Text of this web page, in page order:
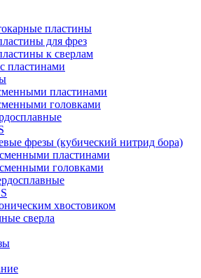
пластины
для фрез
к сверлам
пластинами
пластинами
головками
фрезы (кубический нитрид бора)
пластинами
головками
хвостовиком
сверла